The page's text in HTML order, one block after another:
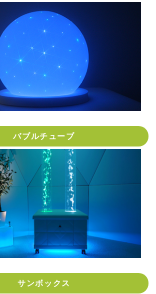
バブルチューブ
サンボックス